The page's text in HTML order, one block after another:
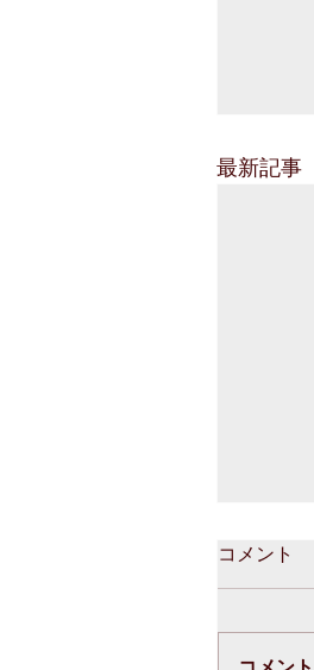
最新記事
コメント